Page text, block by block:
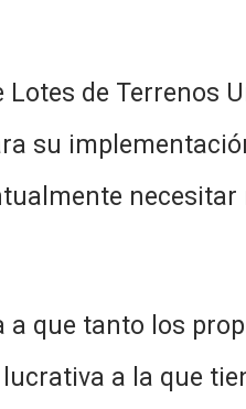
Lotes de Terrenos
su
necesitar
a que tanto los
a la que